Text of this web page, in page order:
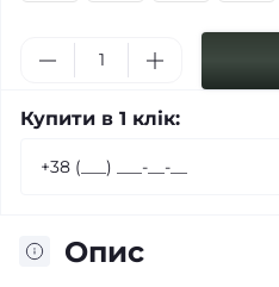
Купити в 1 клік:
Опис